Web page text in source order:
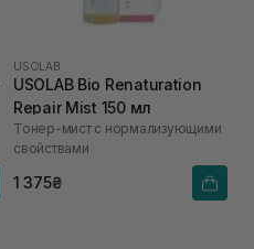
USOLAB
USOLAB Bio Renaturation
Repair Mist 150 мл
Тонер-мист с нормализующими
свойствами
1 375₴